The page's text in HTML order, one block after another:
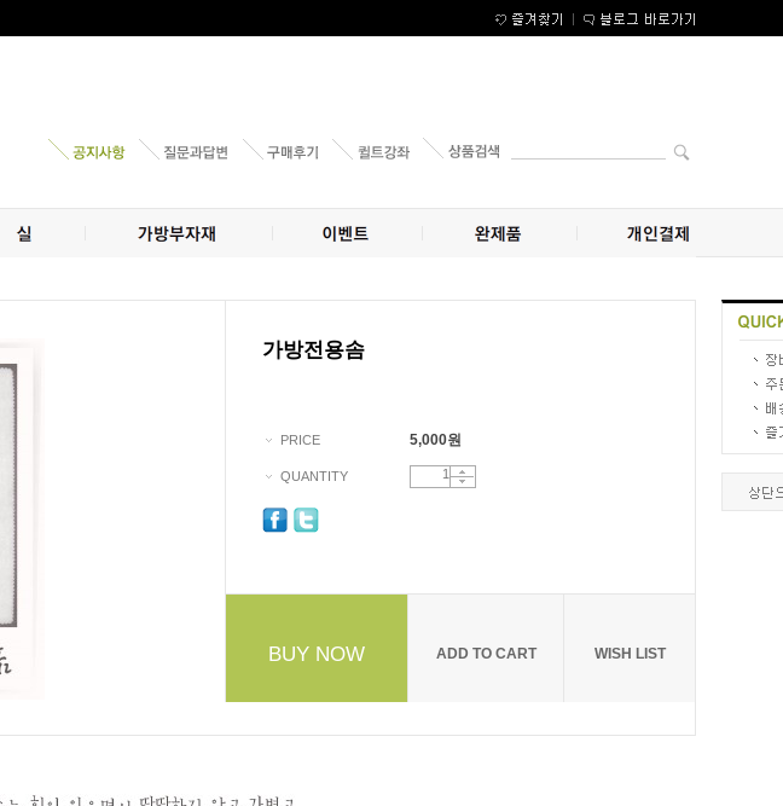
가방전용솜
PRICE 5,000원
QUANTITY
BUY NOW ADD TO CART WISH LIST